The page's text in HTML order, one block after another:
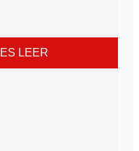
LEER